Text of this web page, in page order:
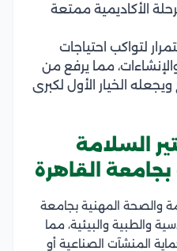
الأكاديمية ممتعة
لتواكب احتياجات
مما يرفع من
الخيار الأول لكبرى
السلامة
القاهرة
والصحة المهنية بجامعة
والطبية والبيئية، مما
المنشآت الصناعية أو